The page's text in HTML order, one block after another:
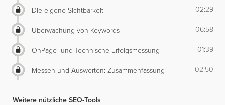
Die eigene Sichtbarkeit 02:29
Überwachung von Keywords 06:58
OnPage- und Technische Erfolgsmessung 01:39
Messen und Auswerten: Zusammenfassung 02:50
Weitere nützliche SEO-Tools